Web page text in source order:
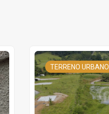
TERRENO URBANO